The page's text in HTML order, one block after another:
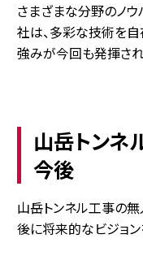
さまざまな分野のノ
社は、多彩な技術を
強みが今回も発揮され
山岳トンネ
今後
山岳トンネル工事の
後に将来的なビジョン